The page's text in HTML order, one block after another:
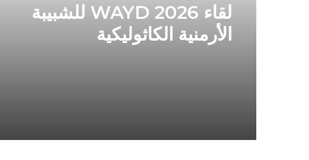
لقاء WAYD 2026 للشبيبة
الأرمنية الكاثوليكية